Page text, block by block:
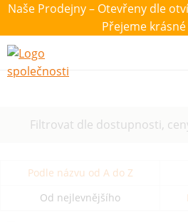
Naše Prodejny – Otevřeny dle
Přejeme
Filtrovat dle dostupnosti,
Podle názvu od A do Z
Od nejlevnějšího